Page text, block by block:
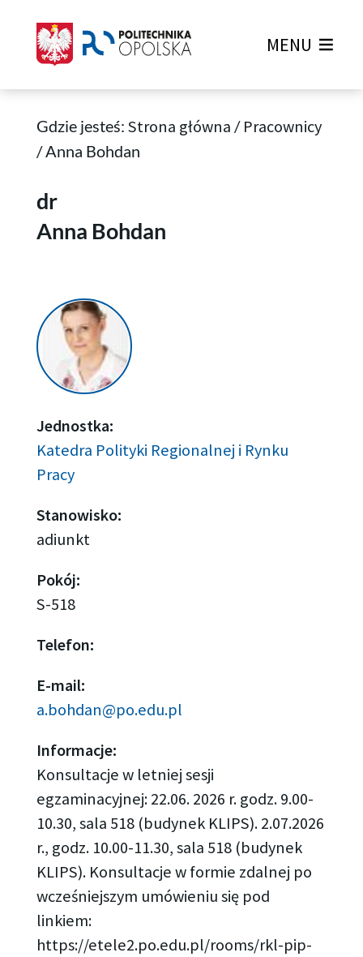
MENU
Gdzie jesteś: Strona główna / Pracownicy
/Anna Bohdan
dr
Anna Bohdan
Jednostka:
Katedra Polityki Regionalnej i Rynku
Pracy
Stanowisko:
adiunkt
Pokój:
S-518
Telefon:
E-mail:
a.bohdan@po.edu.pl
Informacje:
Konsultacje w letniej sesji
egzaminacyjnej: 22.06. 2026 r. godz. 9.00-
10.30, sala 518 (budynek KLIPS). 2.07.2026
r., godz. 10.00-11.30, sala 518 (budynek
KLIPS). Konsultacje w formie zdalnej po
wcześniejszym umówieniu się pod
linkiem:
https://etele2.po.edu.pl/rooms/rkl-pip-